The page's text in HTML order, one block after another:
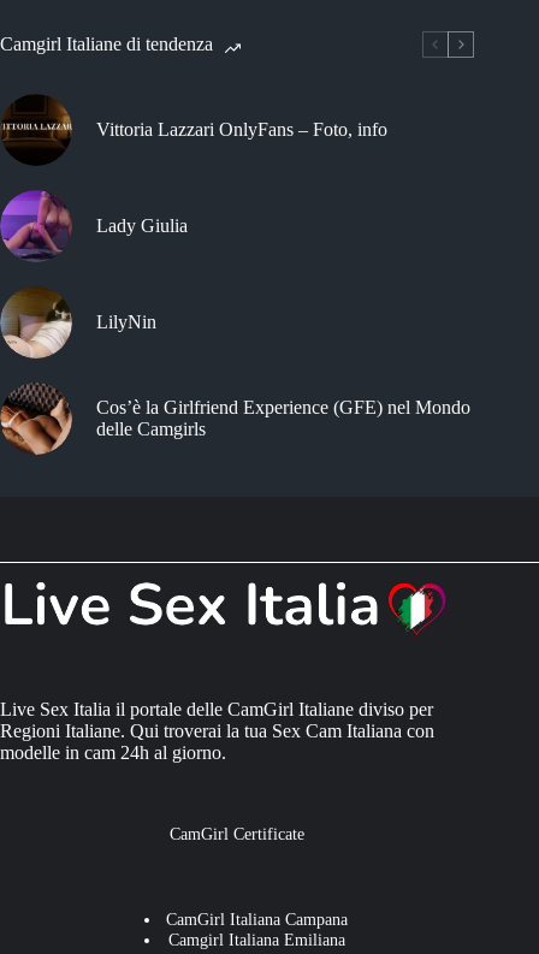
Camgirl Italiane di tendenza
Vittoria Lazzari OnlyFans – Foto, info
Lady Giulia
LilyNin
Cos’è la Girlfriend Experience (GFE) nel Mondo
delle Camgirls
Live Sex Italia il portale delle CamGirl Italiane diviso per
Regioni Italiane. Qui troverai la tua Sex Cam Italiana con
modelle in cam 24h al giorno.
CamGirl Certificate
CamGirl Italiana Campana
Camgirl Italiana Emiliana